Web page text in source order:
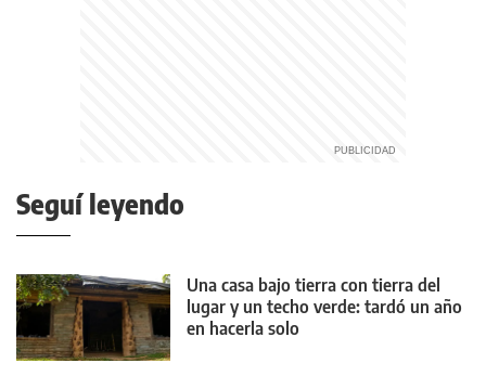
Seguí leyendo
Una casa bajo tierra con tierra del
lugar y un techo verde: tardó un año
en hacerla solo